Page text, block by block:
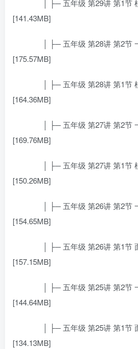
│ ├─ 五年级 第29讲 第1节
[141.43MB]
│ ├─ 五年级 第28讲 第2节
[175.57MB]
│ ├─ 五年级 第28讲 第1节
[164.36MB]
│ ├─ 五年级 第27讲 第2节
[169.76MB]
│ ├─ 五年级 第27讲 第1节
[150.26MB]
│ ├─ 五年级 第26讲 第2节
[154.65MB]
│ ├─ 五年级 第26讲 第1节
[157.15MB]
│ ├─ 五年级 第25讲 第2节
[144.64MB]
│ ├─ 五年级 第25讲 第1节
[134.13MB]